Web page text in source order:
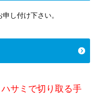
し付け下さい。
ハサミで切り取る手